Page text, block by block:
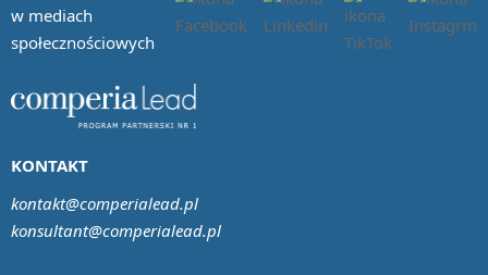
w mediach
społecznościowych
KONTAKT
kontakt@comperialead.pl
konsultant@comperialead.pl